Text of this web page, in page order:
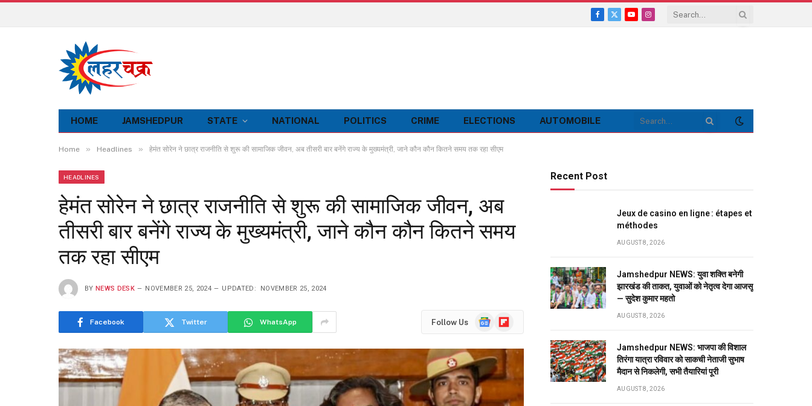
Facebook
X
YouTubeInstagram
HOME JAMSHEDPUR STATE NATIONAL POLITICS CRIME ELECTIONS AUTOMOBILE
Home » Headlines » हेमंत सोरेन ने छात्र राजनीति से शुरू की सामाजिक जीवन, अब तीसरी बार बनेंगे राज्य के मुख्यमंत्री, जाने कौन कौन कितने समय तक रहा सीएम
HEADLINES
हेमंत सोरेन ने छात्र राजनीति से शुरू की सामाजिक जीवन, अब
तीसरी बार बनेंगे राज्य के मुख्यमंत्री, जाने कौन कौन कितने समय
तक रहा सीएम
BY NEWS DESK NOVEMBER 25, 2024 UPDATED: NOVEMBER 25, 2024
Facebook Twitter WhatsApp Follow Us
GoogleFlipboard
Recent Post
Jeux de casino en ligne : étapes et
méthodes
AUGUST 8, 2026
Jamshedpur NEWS: युवा शक्ति बनेगी
झारखंड की ताकत, युवाओं को नेतृत्व देगा आजसू
— सुदेश कुमार महतो
AUGUST 8, 2026
Jamshedpur NEWS: भाजपा की विशाल
तिरंगा यात्रा रविवार को साकची नेताजी सुभाष
मैदान से निकलेगी, सभी तैयारियां पूरी
AUGUST 8, 2026